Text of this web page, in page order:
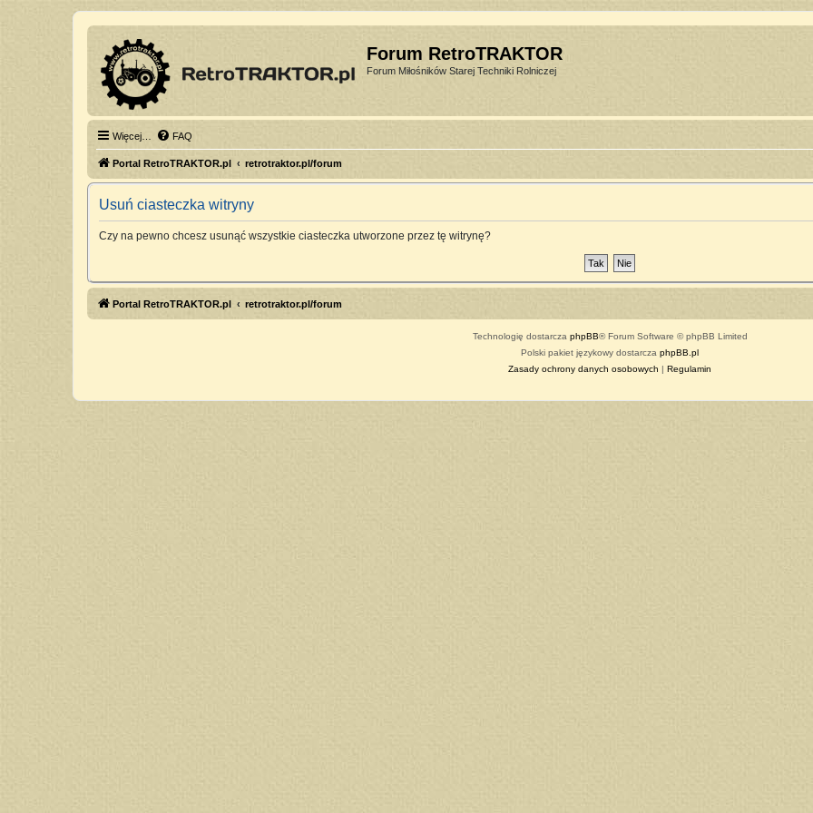
Forum RetroTRAKTOR
Forum Miłośników Starej Techniki Rolniczej
Więcej… FAQ
Portal RetroTRAKTOR.pl retrotraktor.pl/forum
Usuń ciasteczka witryny
Czy na pewno chcesz usunąć wszystkie ciasteczka utworzone przez tę witrynę?
Portal RetroTRAKTOR.pl retrotraktor.pl/forum
Technologię dostarcza phpBB® Forum Software © phpBB Limited
Polski pakiet językowy dostarcza phpBB.pl
Zasady ochrony danych osobowych | Regulamin